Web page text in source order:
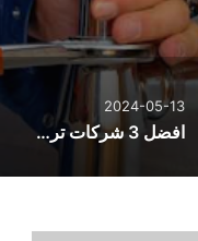
2024-05-13
افضل 3 شركات تركيب جبس بورد بالامارات